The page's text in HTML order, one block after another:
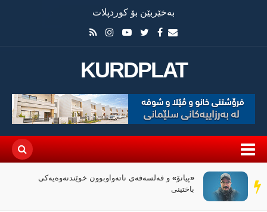
بەخێربێن بۆ کوردپلات
KURDPLAT
سەر
دێڕ
«پیانۆ» و فەلسەفەی ناتەواوبوون خوێندنەوەیەکی
باختینی